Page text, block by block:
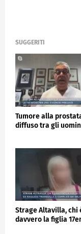
SUGGERITI
Tumore alla
diffuso tra gli
Strage Altavilla, chi
davvero la figlia